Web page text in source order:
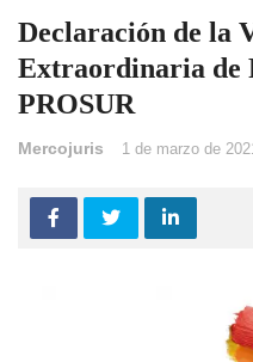
Declaración de la
Extraordinaria de
PROSUR
Mercojuris 1 de marzo de